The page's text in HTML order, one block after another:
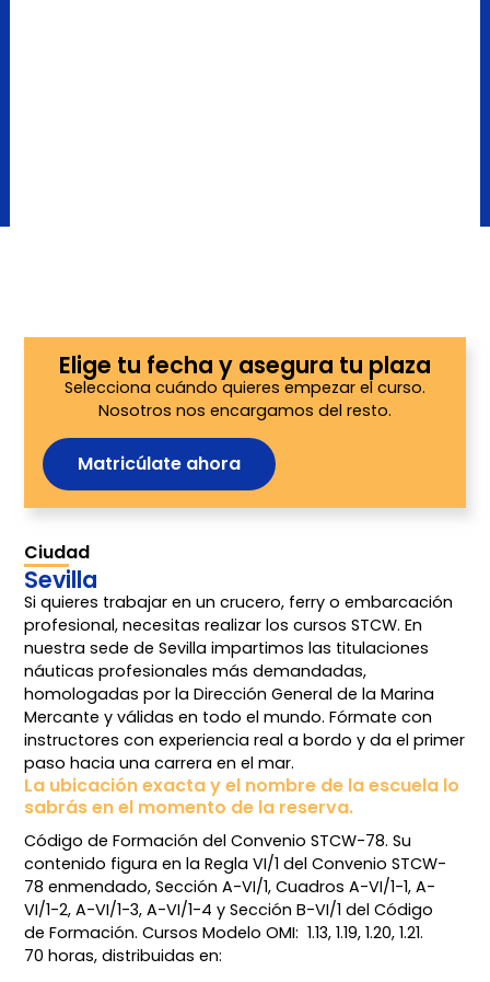
Ciudad
Sevilla
Si quieres trabajar en un crucero, ferry o embarcación
profesional, necesitas realizar los cursos STCW. En
nuestra sede de Sevilla impartimos las titulaciones
náuticas profesionales más demandadas,
homologadas por la Dirección General de la Marina
Mercante y válidas en todo el mundo. Fórmate con
instructores con experiencia real a bordo y da el primer
paso hacia una carrera en el mar.
La ubicación exacta y el nombre de la escuela lo
sabrás en el momento de la reserva.
Código de Formación del Convenio STCW-78. Su
contenido figura en la Regla VI/1 del Convenio STCW-
78 enmendado, Sección A-VI/1, Cuadros A-VI/1-1, A-
VI/1-2, A-VI/1-3, A-VI/1-4 y Sección B-VI/1 del Código
de Formación. Cursos Modelo OMI: 1.13, 1.19, 1.20, 1.21.
70 horas, distribuidas en:
Elige tu fecha y asegura tu plaza
Selecciona cuándo quieres empezar el curso.
Nosotros nos encargamos del resto.
Matricúlate ahora